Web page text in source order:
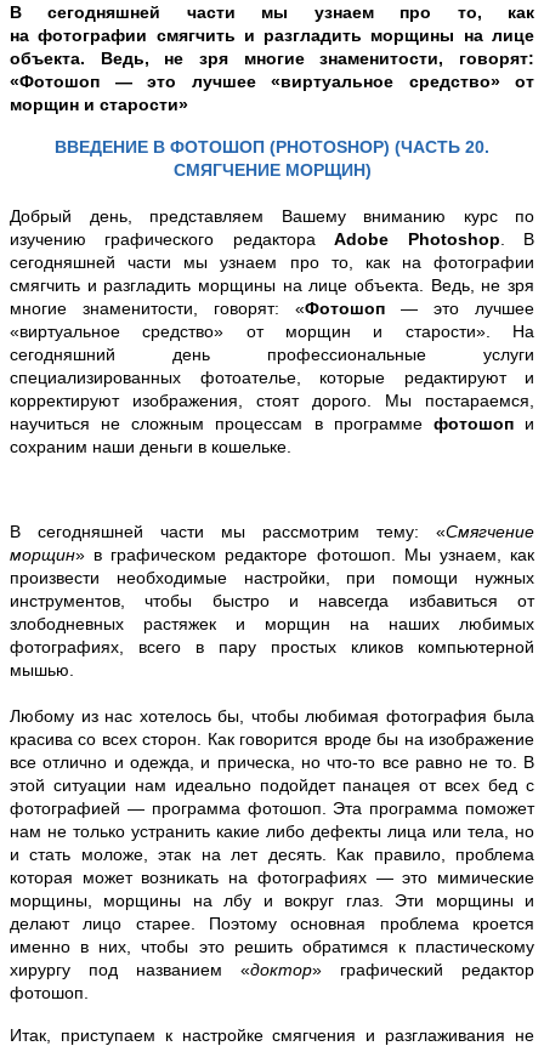
В сегодняшней части мы узнаем про то, как
на фотографии смягчить и разгладить морщины на лице
объекта. Ведь, не зря многие знаменитости, говорят:
«Фотошоп — это лучшее «виртуальное средство» от
морщин и старости»
ВВЕДЕНИЕ В ФОТОШОП (PHOTOSHOP) (ЧАСТЬ 20.
СМЯГЧЕНИЕ МОРЩИН)
Добрый день, представляем Вашему вниманию курс по
изучению графического редактораAdobe Photoshop
В
сегодняшней части мы узнаем про то, как на фотографии
смягчить и разгладить морщины на лице объекта. Ведь, не зря
многие знаменитости, говорят: «Фотошоп — это лучшее
«виртуальное средство» от морщин и старости».
На
сегодняшний день профессиональные услуги
специализированных фотоателье, которые редактируют и
корректируют изображения, стоят дорого. Мы постараемся,
научиться не сложным процессам в программе фотошоп и
сохраним наши деньги в кошельке.
В сегодняшней части мы рассмотрим тему: «Смягчение
морщин» в графическом редакторе фотошоп. Мы узнаем, как
произвести необходимые настройки, при помощи нужных
инструментов, чтобы быстро и навсегда избавиться от
злободневных растяжек и морщин на наших любимых
фотографиях, всего в пару простых кликов компьютерной
мышью.
Любому из нас хотелось бы, чтобы любимая фотография была
красива со всех сторон. Как говорится вроде бы на изображение
все отлично и одежда, и прическа, но что-то все равно не то. В
этой ситуации нам идеально подойдет панацея от всех бед с
фотографией — программа фотошоп. Эта программа поможет
нам не только устранить какие либо дефекты лица или тела, но
и стать моложе, этак на лет десять. Как правило, проблема
которая может возникать на фотографиях — это мимические
морщины, морщины на лбу и вокруг глаз. Эти морщины и
делают лицо старее. Поэтому основная проблема кроется
именно в них, чтобы это решить обратимся к пластическому
хирургу под названием «доктор» графический редактор
фотошоп.
Итак, приступаем к настройке смягчения и разглаживания не